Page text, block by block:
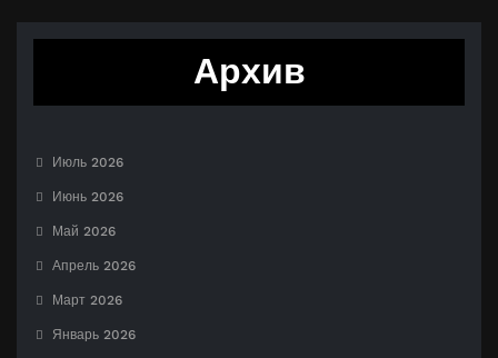
Архив
Июль 2026
Июнь 2026
Май 2026
Апрель 2026
Март 2026
Январь 2026